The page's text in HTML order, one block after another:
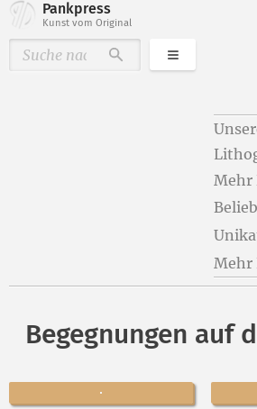
Pankpress
Kunst vom Original
DurchsuchenKategorien
Mehr
Mehr
Begegnungen auf